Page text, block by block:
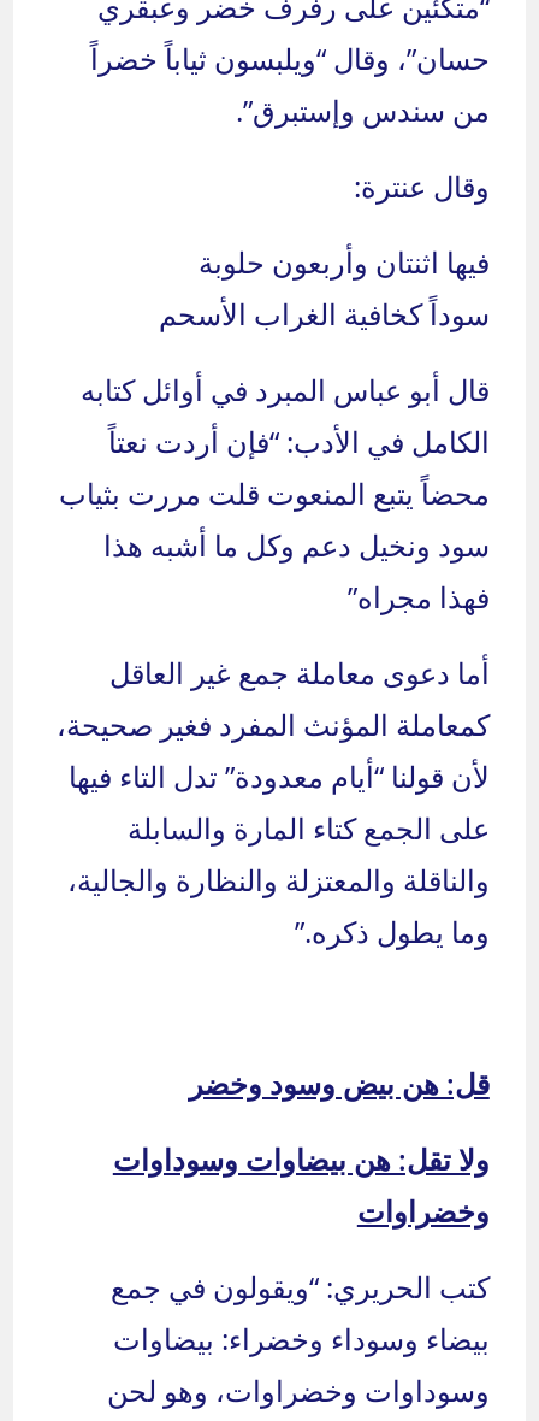
حسان”، وقال “ويلبسون ثياباً خضراً
من سندس وإستبرق”.
وقال عنترة:
فيها اثنتان وأربعون حلوبة
سوداً كخافية الغراب الأسحم
قال أبو عباس المبرد في أوائل كتابه
الكامل في الأدب: “فإن أردت نعتاً
محضاً يتبع المنعوت قلت مررت بثياب
سود ونخيل دعم وكل ما أشبه هذا
فهذا مجراه”
أما دعوى معاملة جمع غير العاقل
كمعاملة المؤنث المفرد فغير صحيحة،
لأن قولنا “أيام معدودة” تدل التاء فيها
على الجمع كتاء المارة والسابلة
والناقلة والمعتزلة والنظارة والجالية،
وما يطول ذكره.”
قل: هن بيض وسود وخضر
ولا تقل: هن بيضاوات وسوداوات
وخضراوات
كتب الحريري: “ويقولون في جمع
بيضاء وسوداء وخضراء: بيضاوات
وسوداوات وخضراوات، وهو لحن